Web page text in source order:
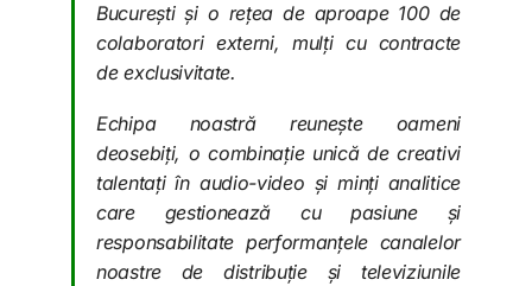
București și o rețea de aproape 100 de
colaboratori externi, mulți cu contracte
de exclusivitate.
Echipa noastră reunește oameni
deosebiți, o combinație unică de creativi
talentați în audio-video și minți analitice
care gestionează cu pasiune și
responsabilitate performanțele canalelor
noastre de distribuție și televiziunile